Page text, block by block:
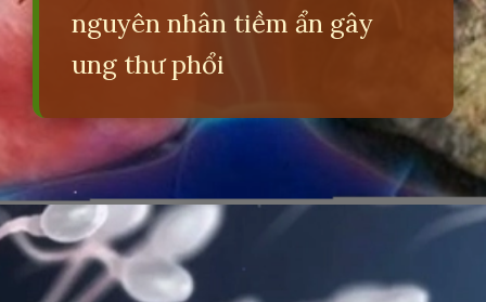
nguyên nhân tiềm ẩn gây
ung thư phổi
Đang mở